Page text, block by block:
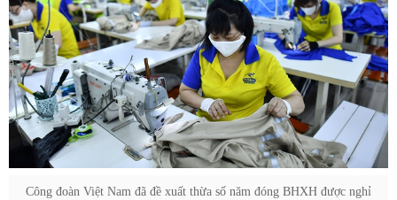
Công đoàn Việt Nam đã đề xuất thừa số năm đóng BHXH được nghỉ